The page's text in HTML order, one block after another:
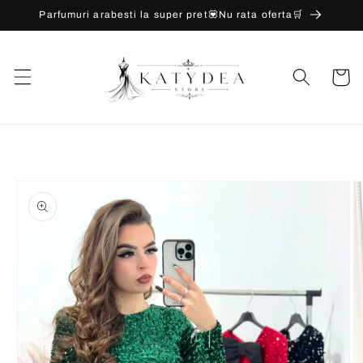
Salt la
conținut
Parfumuri arabesti la super pret💟Nu rata oferta🛒
Coș
produs